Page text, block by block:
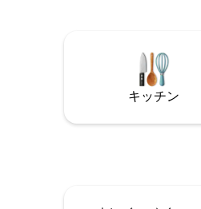
ての家電は新品です。 主寝室にはキング
サイズベッドがあり、第
インまたはキングサイズ
とができます。 キッチ
キッチン